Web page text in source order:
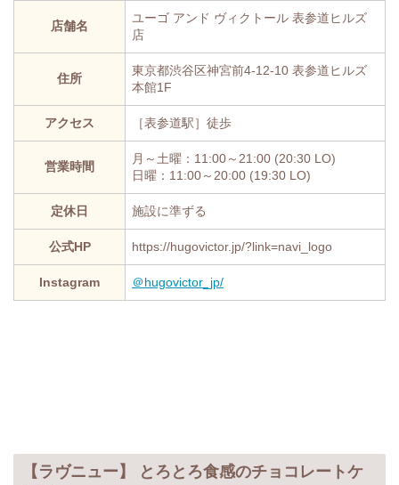
店舗名
ユーゴ アンド ヴィクトール 表参道ヒルズ
店
住所
東京都渋谷区神宮前4-12-10 表参道ヒルズ
本館1F
アクセス ［表参道駅］徒歩
営業時間
月～土曜：11:00～21:00 (20:30 LO)
日曜：11:00～20:00 (19:30 LO)
定休日 施設に準ずる
公式HP https://hugovictor.jp/?link=navi_logo
Instagram ＠hugovictor_jp/
【ラヴニュー】 とろとろ食感のチョコレートケ